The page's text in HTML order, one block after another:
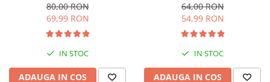
80,00 RON
69,99 RON
IN STOC
ADAUGA IN COS
64,00 RON
54,99 RON
IN STOC
ADAUGA IN COS